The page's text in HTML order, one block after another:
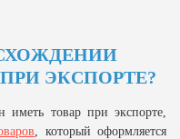
ЭКСПОРТЕ?
товар при экспорте,
, который оформляется